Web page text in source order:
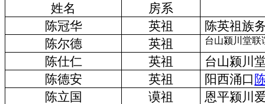
姓名
房系
陈冠华
英祖
陈英祖族
陈尔德
英祖 台山颍川堂联
陈仕仁 英祖
台山颍川
陈德安
英祖 阳西涌口
陈立国
谟祖
恩平颍川